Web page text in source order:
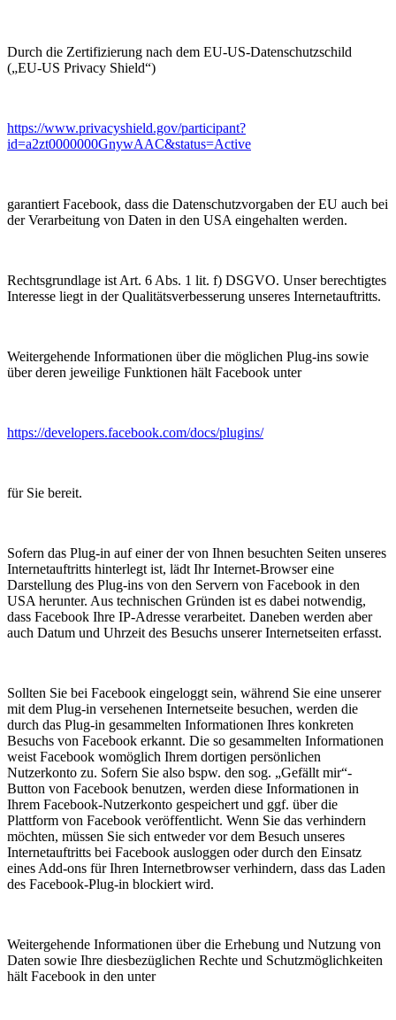
Durch die Zertifizierung nach dem EU-US-Datenschutzschild
(„EU-US Privacy Shield“)
https://www.privacyshield.gov/participant?
id=a2zt0000000GnywAAC&status=Active
garantiert Facebook, dass die Datenschutzvorgaben der EU auch bei
der Verarbeitung von Daten in den USA eingehalten werden.
Rechtsgrundlage ist Art. 6 Abs. 1 lit. f) DSGVO. Unser berechtigtes
Interesse liegt in der Qualitätsverbesserung unseres Internetauftritts.
Weitergehende Informationen über die möglichen Plug-ins sowie
über deren jeweilige Funktionen hält Facebook unter
https://developers.facebook.com/docs/plugins/
für Sie bereit.
Sofern das Plug-in auf einer der von Ihnen besuchten Seiten unseres
Internetauftritts hinterlegt ist, lädt Ihr Internet-Browser eine
Darstellung des Plug-ins von den Servern von Facebook in den
USA herunter. Aus technischen Gründen ist es dabei notwendig,
dass Facebook Ihre IP-Adresse verarbeitet. Daneben werden aber
auch Datum und Uhrzeit des Besuchs unserer Internetseiten erfasst.
Sollten Sie bei Facebook eingeloggt sein, während Sie eine unserer
mit dem Plug-in versehenen Internetseite besuchen, werden die
durch das Plug-in gesammelten Informationen Ihres konkreten
Besuchs von Facebook erkannt. Die so gesammelten Informationen
weist Facebook womöglich Ihrem dortigen persönlichen
Nutzerkonto zu. Sofern Sie also bspw. den sog. „Gefällt mir“-
Button von Facebook benutzen, werden diese Informationen in
Ihrem Facebook-Nutzerkonto gespeichert und ggf. über die
Plattform von Facebook veröffentlicht. Wenn Sie das verhindern
möchten, müssen Sie sich entweder vor dem Besuch unseres
Internetauftritts bei Facebook ausloggen oder durch den Einsatz
eines Add-ons für Ihren Internetbrowser verhindern, dass das Laden
des Facebook-Plug-in blockiert wird.
Weitergehende Informationen über die Erhebung und Nutzung von
Daten sowie Ihre diesbezüglichen Rechte und Schutzmöglichkeiten
hält Facebook in den unter